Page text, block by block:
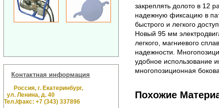
Контактная информация
Россия, г. Екатеринбург,
ул. Ленина, д. 40
Тел./факс: +7 (343) 337896
закреплять долото в 12
надежную фиксацию в
быстрого и легкого
Новый 95 мм
легкого, магниевого
надежности.
удобное использование
многопозиционная
Похожие